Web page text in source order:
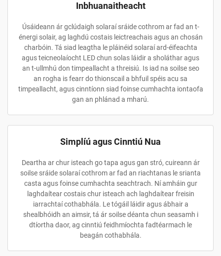
Inbhuanaitheacht
Úsáideann ár gclúdaigh solaraí sráide cothrom ar fad an t-
énergi solair, ag laghdú costais leictreachais agus an chosán
charbóin. Tá siad leagtha le pláinéid solaraí ard-éifeachta
agus teicneolaíocht LED chun solas láidir a sholáthar agus
an t-ullmhú don timpeallacht a threisiú. Is iad na soilse seo
an rogha is fearr do thionscail a bhfuil spéis acu sa
timpeallacht, agus cinntíonn siad foinse cumhachta iontaofa
gan an phlánad a mharú.
Simplíú agus Cinntiú Nua
Deartha ar chur isteach go tapa agus gan stró, cuireann ár
soilse sráide solaraí cothrom ar fad an riachtanas le srianta
casta agus foinse cumhachta seachtrach. Ní amháin gur
laghdaítear costais chur isteach ach laghdaítear freisin
iarrachtaí cothabhála. Le tógáil láidir agus ábhair a
shealbhóidh an aimsir, tá ár soilse déanta chun seasamh i
dtíortha daor, ag cinntiú feidhmíochta fadtéarmach le
beagán cothabhála.